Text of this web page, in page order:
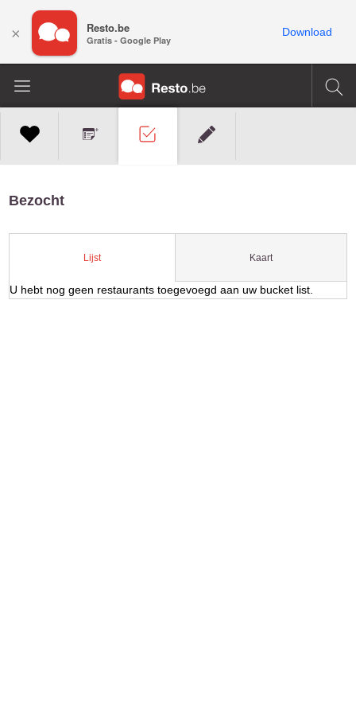
Bezocht
Lijst Kaart
U hebt nog geen restaurants toegevoegd aan uw bucket list.
× Resto.be
Gratis - Google Play
Download